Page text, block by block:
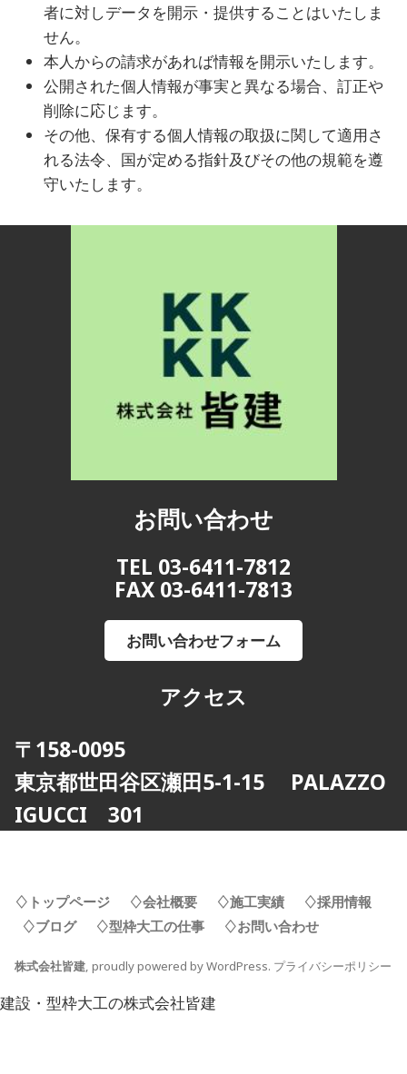
者に対しデータを開示・提供することはいたしま
せん。
本人からの請求があれば情報を開示いたします。
公開された個人情報が事実と異なる場合、訂正や
削除に応じます。
その他、保有する個人情報の取扱に関して適用さ
れる法令、国が定める指針及びその他の規範を遵
守いたします。
お問い合わせ
TEL 03-6411-7812
FAX 03-6411-7813
お問い合わせフォーム
アクセス
〒158-0095
東京都世田谷区瀬田5-1-15 PALAZZO
IGUCCI 301
♢トップページ ♢会社概要 ♢施工実績
♢採用情報
♢ブログ
♢型枠大工の仕事 ♢お問い合わせ
株式会社皆建, proudly powered by WordPress. プライバシーポリシー
建設・型枠大工の株式会社皆建